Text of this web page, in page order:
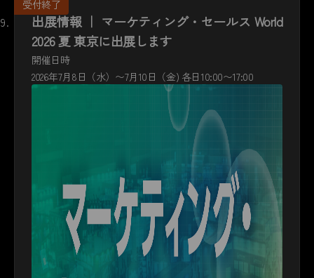
出展情報 ｜ マーケティング・セールス World
2026 夏 東京に出展します
開催日時
2026年7月8日（水）〜7月10日（金) 各日10:00〜17:00